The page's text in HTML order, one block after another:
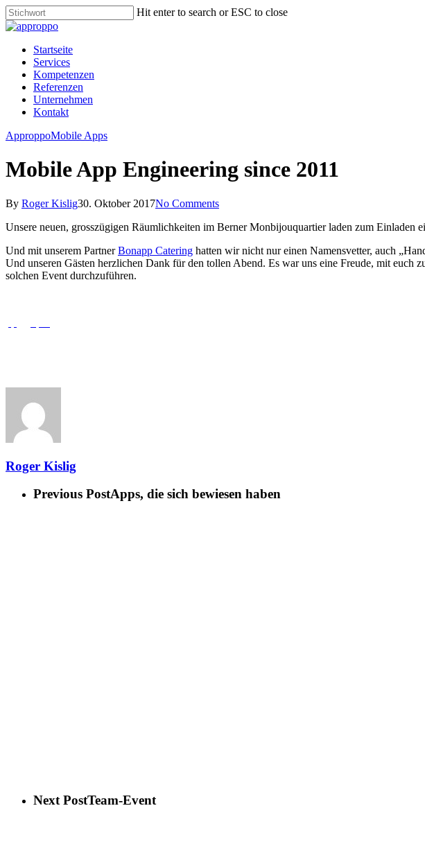
Skip
to
main
content
Hit enter to search or ESC to close
Close
Menu
Startseite
Services
Kompetenzen
Referenzen
Unternehmen
Kontakt
ApproppoMobile Apps
Mobile App Engineering since 2011
By Roger Kislig30. Oktober 2017No Comments
Unsere neuen, grosszügigen Räumlichkeiten im Berner Monbijouquartier laden zum Einladen
Und mit unserem PartnerBonapp Catering hatten wir nicht nur einen Namensvetter, auch
Und unseren Gästen herzlichen Dank für den tollen Abend. Es war uns eine Freude, mit euch
solchen Event durchzuführen.
Roger Kislig
Previous PostApps, die sich bewiesen haben
Next PostTeam-Event